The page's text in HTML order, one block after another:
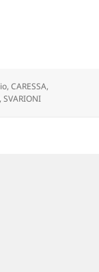
,CARESSA,
,SVARIONI